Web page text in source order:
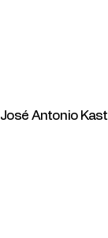
José Antonio Kast